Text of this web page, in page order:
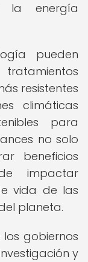
la energía
pueden
resistentes
climáticas
para
no solo
beneficios
impactar
vida de las
planeta.
gobiernos
y